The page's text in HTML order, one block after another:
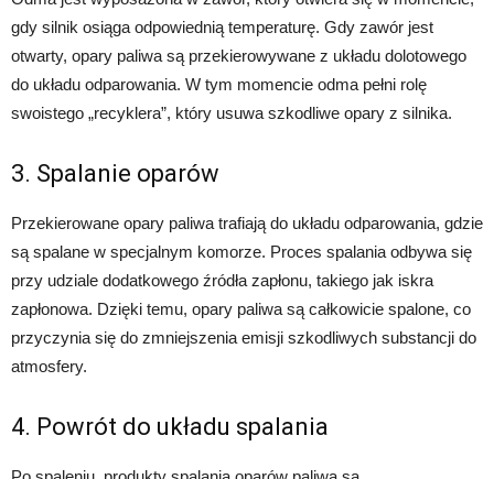
gdy silnik osiąga odpowiednią temperaturę. Gdy zawór jest
otwarty, opary paliwa są przekierowywane z układu dolotowego
do układu odparowania. W tym momencie odma pełni rolę
swoistego „recyklera”, który usuwa szkodliwe opary z silnika.
3. Spalanie oparów
Przekierowane opary paliwa trafiają do układu odparowania, gdzie
są spalane w specjalnym komorze. Proces spalania odbywa się
przy udziale dodatkowego źródła zapłonu, takiego jak iskra
zapłonowa. Dzięki temu, opary paliwa są całkowicie spalone, co
przyczynia się do zmniejszenia emisji szkodliwych substancji do
atmosfery.
4. Powrót do układu spalania